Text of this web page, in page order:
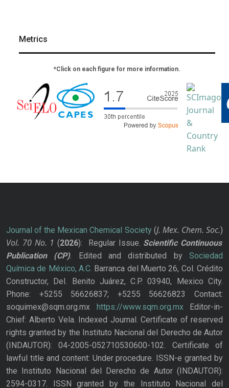
Metrics
*Click on each figure for more information.
Journal of the Mexican Chemical Society(J. Mex. Chem. Soc.)
Vol. 70 No. 1 (2026): Regular Issue. Scientific Continuous
Publication
(CP). Edited and distributed bySociedad
Química de México, A.C. Barranca del Muerto 26, Col. Crédito
Constructor, Del. Benito Juárez, C.P. 03940, Mexico City.
Phone: +5255 56626837; +5255 56626823 Contact:
soquimex@sqm.org.mx
https://www.sqm.org.mxEditor-in-
Chief: Alberto Vela. Indexed Journal. Certificate of reserved
rights granted by the Instituto Nacional del Derecho de Autor
(INDAUTOR): 04-2005-052710530600-102. Certificate of
lawful title and content: Under procedure. ISSN-e granted by
the Instituto Nacional del Derecho de Autor (INDAUTOR):
2594-0317. ISSN granted by the Instituto Nacional del